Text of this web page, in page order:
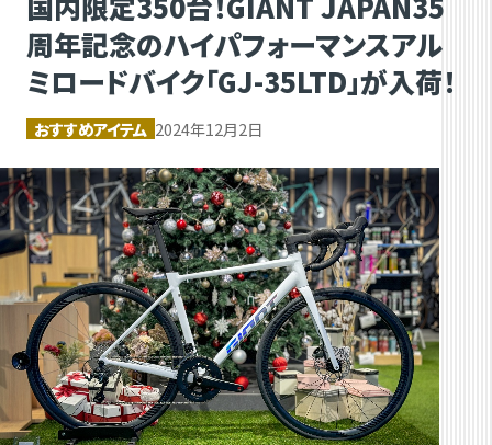
周年記念のハイパフォーマンスアル
ミロードバイク「GJ-35LTD」が入荷！
おすすめアイテム 2024年12月2日